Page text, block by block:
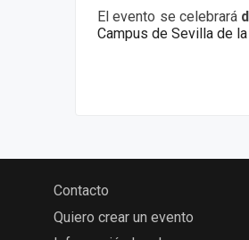
El evento se celebrará
Campus de Sevilla de
Contacto
Quiero crear un evento